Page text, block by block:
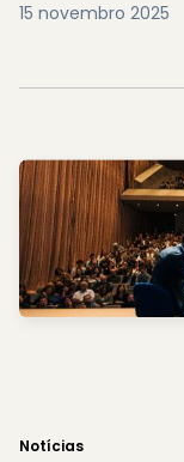
15 novembro 2025
Notícias